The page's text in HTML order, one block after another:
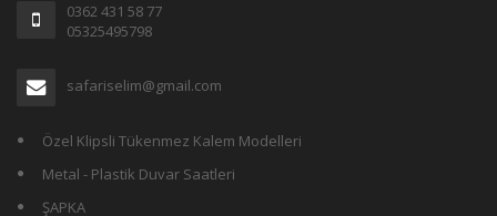
0362 431 58 77
05325495798
safariselim@gmail.com
Özel Klipsli Tükenmez Kalem Modelleri
Metal - Plastik Duvar Saatleri
ŞAPKA